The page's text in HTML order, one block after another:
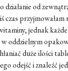
działanie od
czas przyjmowałam
jednak
w oddzielnym
duże ilości
odejść i znaleźć